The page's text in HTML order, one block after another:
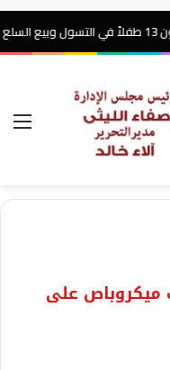
ميكروباص على